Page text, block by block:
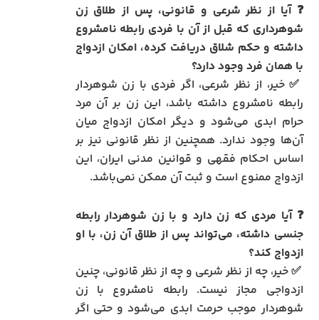
❓ آیا از نظر شرعی و قانونی، پس از طلاق زن
شوهرداری که قبل از آن با فردی رابطه نامشروع
داشته و حکم شلاق دریافت کرده، امکان ازدواج
با همان فرد وجود دارد؟
✅ خیر، از نظر شرعی، اگر فردی با زن شوهردار
رابطه نامشروع داشته باشد، این زن بر آن مرد
حرام ابدی می‌شود و دیگر امکان ازدواج میان
آن‌ها وجود ندارد. همچنین از نظر قانونی نیز بر
اساس احکام فقهی و قوانین مدنی ایران، این
ازدواج ممنوع است و ثبت آن ممکن نمی‌باشد.
❓ آیا مردی که زن دارد و با زن شوهردار رابطه
جنسی داشته، می‌تواند پس از طلاق آن زن، با او
ازدواج کند؟
✅ خیر، چه از نظر شرعی و چه از نظر قانونی، چنین
ازدواجی مجاز نیست. رابطه نامشروع با زن
شوهردار موجب حرمت ابدی می‌شود و حتی اگر